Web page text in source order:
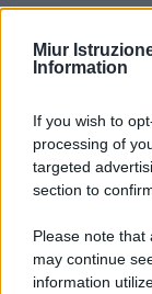
Miur
Information
If you wish to
processing of
targeted
section to
Please note that
may continue
information